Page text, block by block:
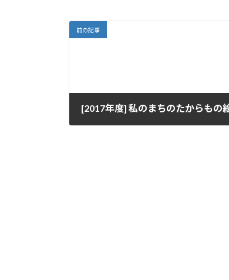
前の記事